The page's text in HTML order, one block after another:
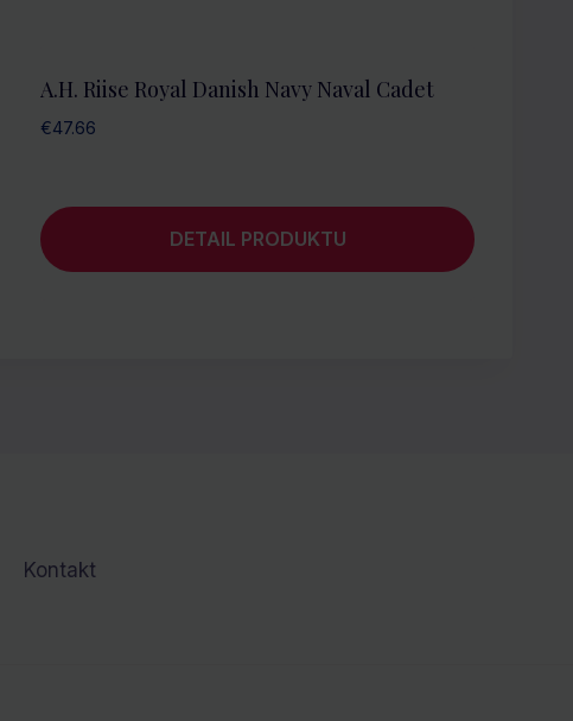
A.H. Riise Royal Danish Navy Naval Cadet
€47.66
DETAIL PRODUKTU
Kontakt